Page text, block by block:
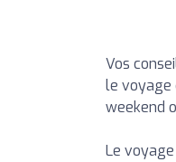
Vos
le voyage
weekend
Le